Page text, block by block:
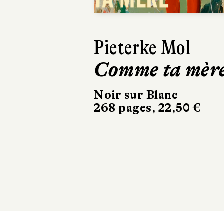
Ásta
Sigurdardóttir
Dehors, c’est
printemps